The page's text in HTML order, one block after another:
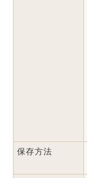
保存方法